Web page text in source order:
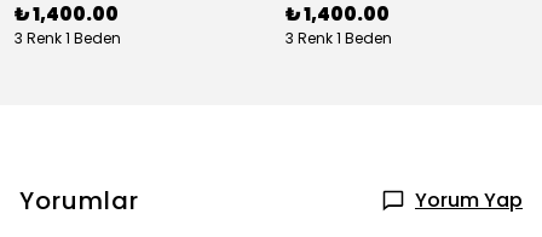
₺ 1,400.00
3 Renk 1 Beden
₺ 1,400.00
3 Renk 1 Beden
Yorumlar Yorum Yap